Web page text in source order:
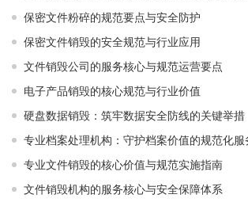
保密文件粉碎的规范要点与安全防护
保密文件销毁的安全规范与行业应用
文件销毁公司的服务核心与规范运营要点
电子产品销毁的核心规范与行业价值
硬盘数据销毁：筑牢数据安全防线的关键举措
专业档案处理机构：守护档案价值的规范化服
专业文件销毁的核心价值与规范实施指南
文件销毁机构的服务核心与安全保障体系